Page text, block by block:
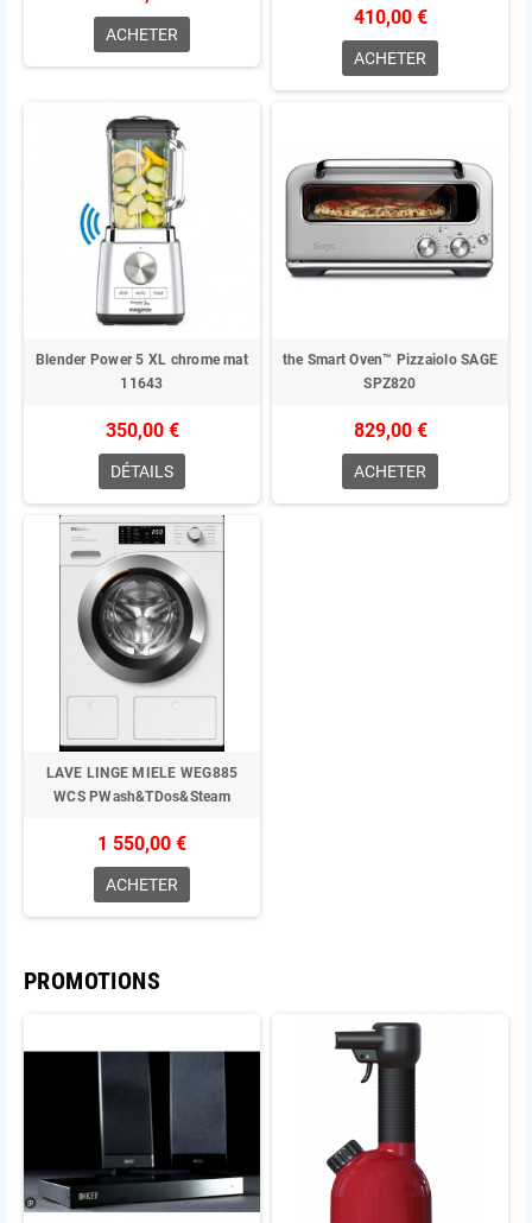
ACHETER
410,00 €
ACHETER
Blender Power 5 XL chrome mat
11643
350,00 €
DÉTAILS
the Smart Oven™ Pizzaiolo SAGE
SPZ820
829,00 €
ACHETER
LAVE LINGE MIELE WEG885
WCS PWash&TDos&Steam
1 550,00 €
ACHETER
PROMOTIONS